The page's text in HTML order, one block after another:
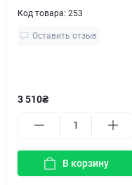
Код товара: 253
Оставить отзыв
3 510₴
В корзину